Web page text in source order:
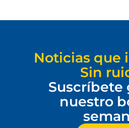
Noticias que
Sin
Suscríbete
nuestro